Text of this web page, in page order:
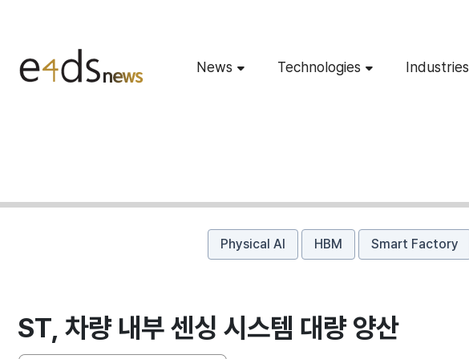
News Technologies Industries
Physical AI HBM Smart Factory
ST, 차량 내부 센싱 시스템 대량 양산